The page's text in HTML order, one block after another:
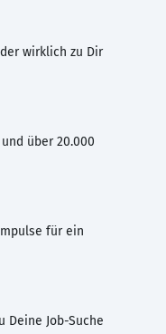
wirklich zu Dir
über 20.000
für ein
Deine Job-Suche